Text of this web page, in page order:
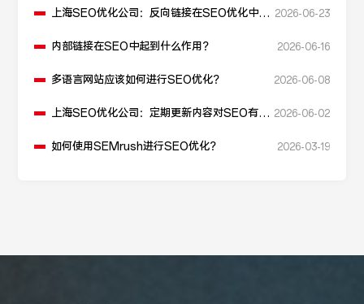
上海SEO优化公司：反向链接在SEO优化中起 2026-06-23
内部链接在SEO中起到什么作用？ 2026-06-16
多语言网站应该如何进行SEO优化？ 2026-06-08
上海SEO优化公司：定期更新内容对SEO有什 2026-06-02
如何使用SEMrush进行SEO优化？ 2026-03-19